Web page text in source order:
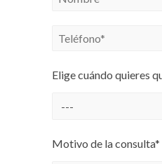
Elige cuándo quieres
Motivo de la consulta*